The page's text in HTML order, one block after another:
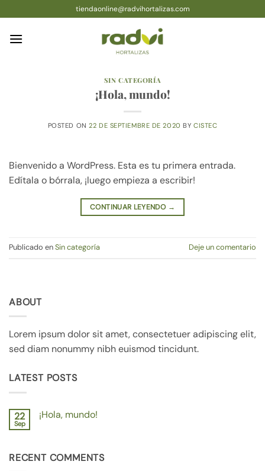
al
contenido
tiendaonline@radvihortalizas.com
SIN CATEGORÍA
¡Hola, mundo!
POSTED ON 22 DE SEPTIEMBRE DE 2020 BY CISTEC
Bienvenido a WordPress. Esta es tu primera entrada.
Edítala o bórrala, ¡luego empieza a escribir!
CONTINUAR LEYENDO →
Publicado enSin categoría Deje un comentario
ABOUT
Lorem ipsum dolor sit amet, consectetuer adipiscing elit,
sed diam nonummy nibh euismod tincidunt.
LATEST POSTS
22
Sep
¡Hola, mundo!
¡Hola,
mundo!
RECENT COMMENTS